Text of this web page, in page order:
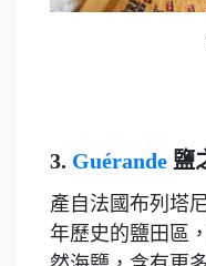
3. Guérande 鹽
產自法國布列塔
年歷史的鹽田區